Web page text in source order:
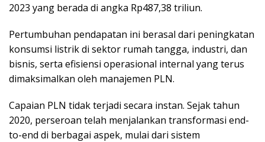
2023 yang berada di angka Rp487,38 triliun.
Pertumbuhan pendapatan ini berasal dari peningkatan
konsumsi listrik di sektor rumah tangga, industri, dan
bisnis, serta efisiensi operasional internal yang terus
dimaksimalkan oleh manajemen PLN.
Capaian PLN tidak terjadi secara instan. Sejak tahun
2020, perseroan telah menjalankan transformasi end-
to-end di berbagai aspek, mulai dari sistem